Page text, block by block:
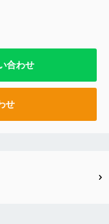
合わせ
せ